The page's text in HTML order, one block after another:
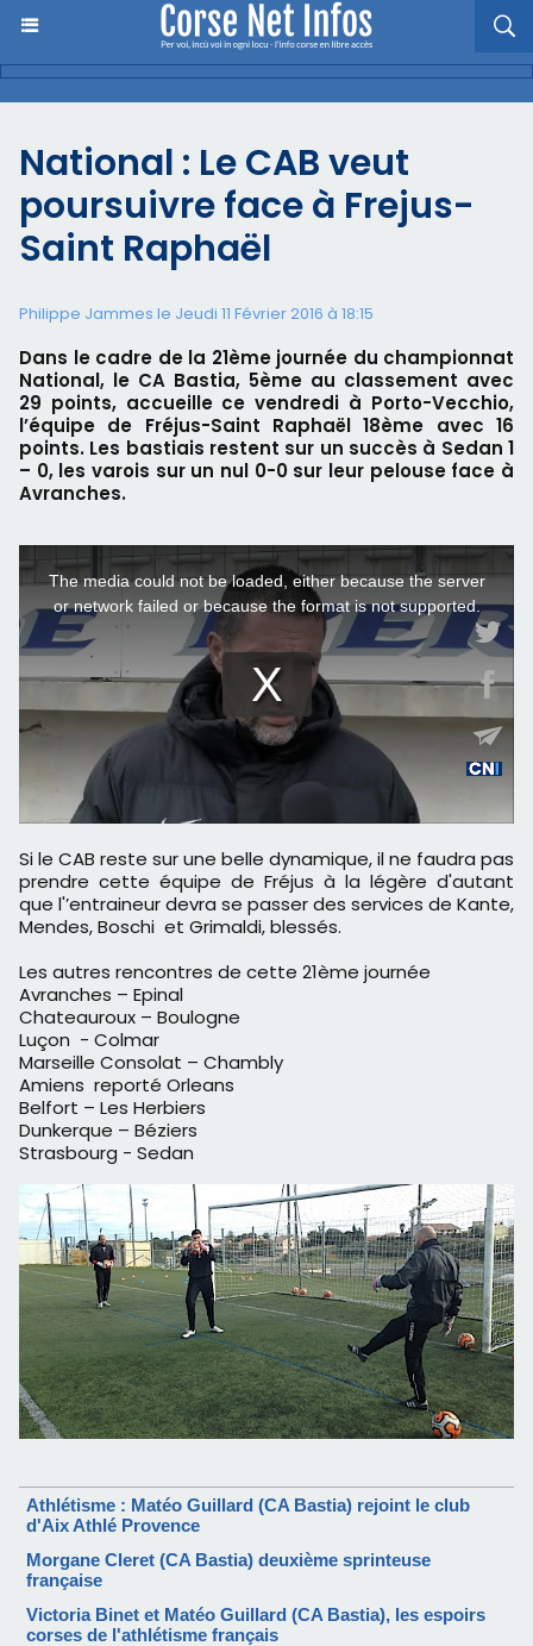
National : Le CAB veut
poursuivre face à Frejus-
Saint Raphaël
Philippe Jammes le Jeudi 11 Février 2016 à 18:15
Dans le cadre de la 21ème journée du championnat
National, le CA Bastia, 5ème au classement avec
29 points, accueille ce vendredi à Porto-Vecchio,
l’équipe de Fréjus-Saint Raphaël 18ème avec 16
points. Les bastiais restent sur un succès à Sedan 1
– 0, les varois sur un nul 0-0 sur leur pelouse face à
Avranches.
Si le CAB reste sur une belle dynamique, il ne faudra pas
prendre cette équipe de Fréjus à la légère d'autant
que l'’entraineur devra se passer des services de Kante,
Mendes, Boschi et Grimaldi, blessés.
Les autres rencontres de cette 21ème journée
Avranches – Epinal
Chateauroux – Boulogne
Luçon - Colmar
Marseille Consolat – Chambly
Amiens reporté Orleans
Belfort – Les Herbiers
Dunkerque – Béziers
Strasbourg - Sedan
Athlétisme : Matéo Guillard (CA Bastia) rejoint le club
d'Aix Athlé Provence
Morgane Cleret (CA Bastia) deuxième sprinteuse
française
Victoria Binet et Matéo Guillard (CA Bastia), les espoirs
corses de l'athlétisme français